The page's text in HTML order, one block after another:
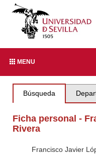
MENU
Búsqueda
Ficha personal -
Rivera
Francisco Javier